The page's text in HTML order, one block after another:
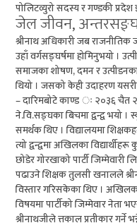
पोलिटव्युरो सदस्य र गण्डकी प्रदेश
जेल जीवन,
श्रीनाथ अधिकारी जब
उहाँ वर्गसङ्घर्षमा होमिनुभयो ।
समाजका शोषण, दमन र
थियो । जसको केही उदाहरण
– दारिमबोटे काण्ड ः २०३६ चैत
ने.वि.सङ्घका बिचमा द्वन्द्व भयो
समर्थक थिए । विद्यालयमा
त्यो द्वन्द्वमा अखिलका
छोडेर गोरखाको पार्टी
पढाउने शिक्षक तुलसी खनालले
विस्तार गरिसकेका थिए ।
विषयमा पार्टीको जिम्मेवार
श्रीनाथजीले त्तकाल प्रतीकार